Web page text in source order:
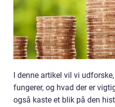
I denne artikel vil vi
fungerer, og hvad der er
også kaste et blik på den